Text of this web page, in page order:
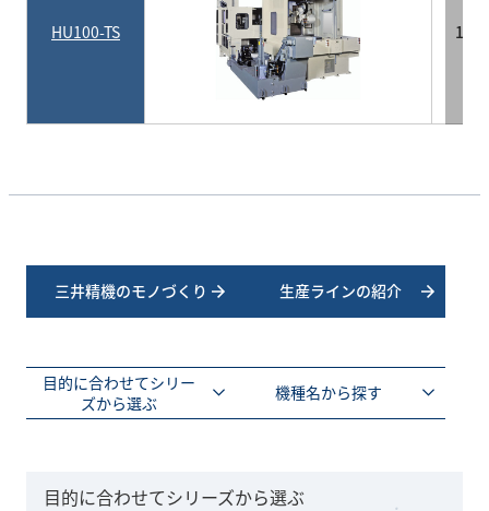
HU100-TS
三井精機のモノづくり 生産ラインの紹介
目的に合わせてシリー
ズから選ぶ
機種名から探す
目的に合わせてシリーズから選ぶ